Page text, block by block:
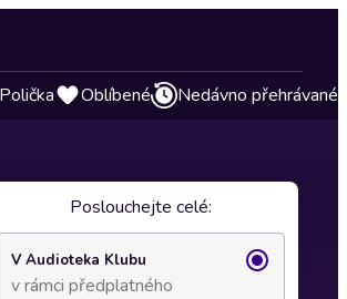
Polička Oblíbené Nedávno přehrávané
Poslouchejte celé:
V Audioteka Klubu
v rámci předplatného